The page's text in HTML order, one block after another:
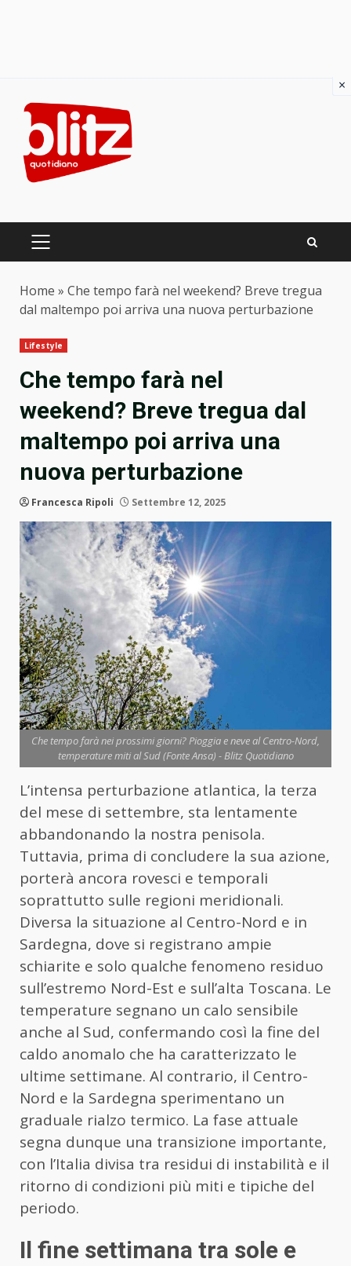
content
PRIMARY
Home » Che tempo farà nel weekend? Breve tregua
dal maltempo poi arriva una nuova perturbazione
Lifestyle
Che tempo farà nel
weekend? Breve tregua dal
maltempo poi arriva una
nuova perturbazione
Francesca Ripoli Settembre 12, 2025
Che tempo farà nei prossimi giorni? Pioggia e neve al Centro-Nord,
temperature miti al Sud (Fonte Ansa) - Blitz Quotidiano
L’intensa perturbazione atlantica, la terza
del mese di settembre, sta lentamente
abbandonando la nostra penisola.
Tuttavia, prima di concludere la sua azione,
porterà ancora rovesci e temporali
soprattutto sulle regioni meridionali.
Diversa la situazione al Centro-Nord e in
Sardegna, dove si registrano ampie
schiarite e solo qualche fenomeno residuo
sull’estremo Nord-Est e sull’alta Toscana. Le
temperature segnano un calo sensibile
anche al Sud, confermando così la fine del
caldo anomalo che ha caratterizzato le
ultime settimane. Al contrario, il Centro-
Nord e la Sardegna sperimentano un
graduale rialzo termico. La fase attuale
segna dunque una transizione importante,
con l’Italia divisa tra residui di instabilità e il
ritorno di condizioni più miti e tipiche del
periodo.
Il fine settimana tra sole e
×